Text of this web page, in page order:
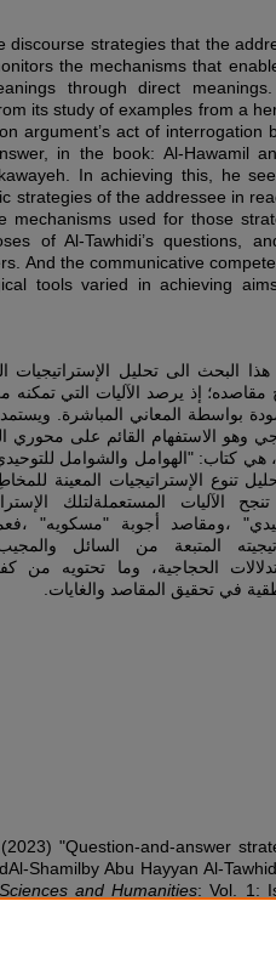
discourse strategies that the
the mechanisms that
through direct
its study of examples from a
argument’s act of interrogation
in the book: Al-Hawamil
In achieving this, he
strategies of the addressee in
mechanisms used for those
of Al-Tawhidi’s questions,
And the communicative
tools varied in achieving
البحث الى تحليل الإستراتيجيات
مقاصده؛ إذ يرصد الآليات التي تمكنه
بواسطة المعاني المباشرة.
وهو الاستفهام القائم على
هي كتاب: "الهوامل والشوامل
تنوع الإستراتيجيات المعينة
الآليات المستعملةلتلك
،ومقاصد أجوبة "مسكويه"
المتبعة من السائل
الحجاجية، وما تحتويه من
في تحقيق المقاصد والغايات.
"Question-and-answer
Shamilby Abu Hayyan Al-
and Humanities: Vol. 1: